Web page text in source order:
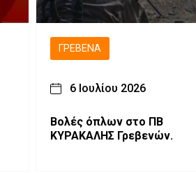
ΓΡΕΒΕΝΆ
6 Ιουλίου 2026
Βολές όπλων στο ΠΒ
ΚΥΡΑΚΑΛΗΣ Γρεβενών.